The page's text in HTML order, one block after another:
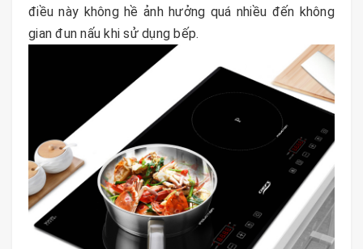
điều này không hề ảnh hưởng quá nhiều đến không
gian đun nấu khi sử dụng bếp.